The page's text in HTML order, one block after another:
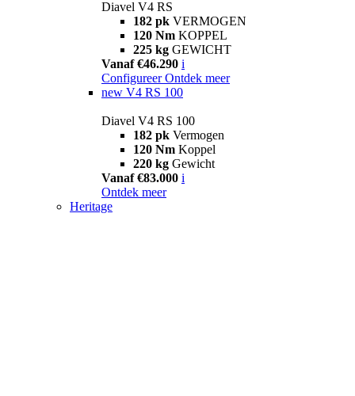
Diavel V4 RS
182 pk VERMOGEN
120 Nm KOPPEL
225 kg GEWICHT
Vanaf €46.290 i
Configureer Ontdek meer
new V4 RS 100
Diavel V4 RS 100
182 pk Vermogen
120 Nm Koppel
220 kg Gewicht
Vanaf €83.000 i
Ontdek meer
Heritage